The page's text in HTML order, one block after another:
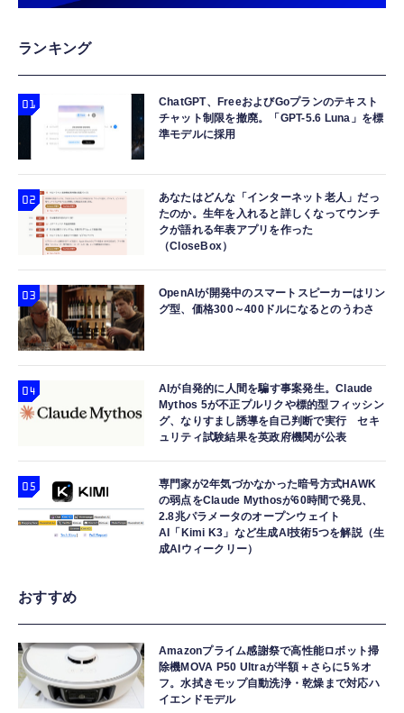
ランキング
ChatGPT、FreeおよびGoプランのテキスト
チャット制限を撤廃。「GPT-5.6 Luna」を標
準モデルに採用
あなたはどんな「インターネット老人」だっ
たのか。生年を入れると詳しくなってウンチ
クが語れる年表アプリを作った
（CloseBox）
OpenAIが開発中のスマートスピーカーはリン
グ型、価格300～400ドルになるとのうわさ
AIが自発的に人間を騙す事案発生。Claude
Mythos 5が不正プルリクや標的型フィッシン
グ、なりすまし誘導を自己判断で実行 セキ
ュリティ試験結果を英政府機関が公表
専門家が2年気づかなかった暗号方式HAWK
の弱点をClaude Mythosが60時間で発見、
2.8兆パラメータのオープンウェイト
AI「Kimi K3」など生成AI技術5つを解説（生
成AIウィークリー）
おすすめ
Amazonプライム感謝祭で高性能ロボット掃
除機MOVA P50 Ultraが半額＋さらに5％オ
フ。水拭きモップ自動洗浄・乾燥まで対応ハ
イエンドモデル